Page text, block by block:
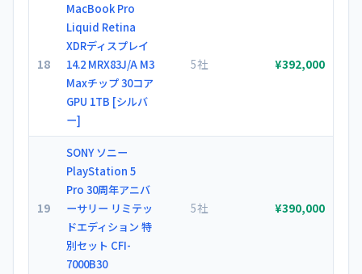
18
MacBook Pro
Liquid Retina
XDRディスプレイ
14.2 MRX83J/A M3
Maxチップ 30コア
GPU 1TB [シルバ
ー]
5社 ¥392,000
19
SONY ソニー
PlayStation 5
Pro 30周年アニバ
ーサリー リミテッ
ドエディション 特
別セット CFI-
7000B30
5社 ¥390,000